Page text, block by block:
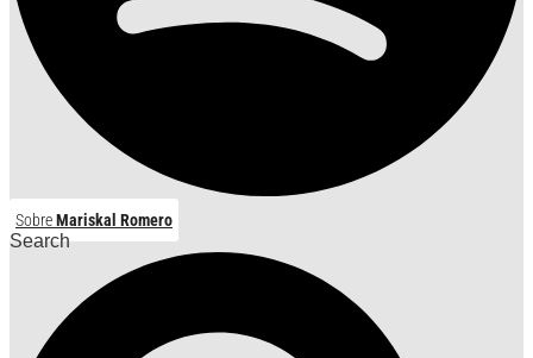
SobreMariskal Romero
Search